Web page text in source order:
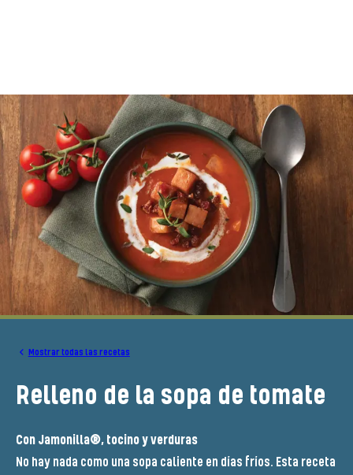
Mostrar todas las recetas
Relleno de la sopa de tomate
Con Jamonilla®, tocino y verduras
No hay nada como una sopa caliente en días fríos. Esta receta